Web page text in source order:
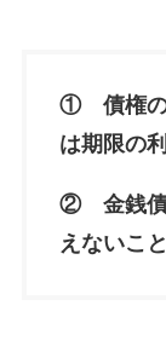
① 債権の
は期限の
② 金銭債
えないこと